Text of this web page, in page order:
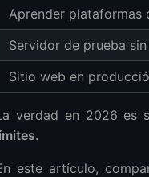
Aprender plataformas
Servidor de prueba
Sitio web en
verdad en 2026 es
este artículo,